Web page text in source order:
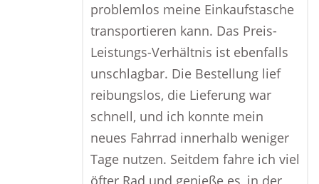
problemlos meine Einkaufstasche
transportieren kann. Das Preis-
Leistungs-Verhältnis ist ebenfalls
unschlagbar. Die Bestellung lief
reibungslos, die Lieferung war
schnell, und ich konnte mein
neues Fahrrad innerhalb weniger
Tage nutzen. Seitdem fahre ich viel
öfter Rad und genieße es, in der